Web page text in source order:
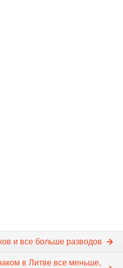
и все больше разводов
в Литве все меньше,